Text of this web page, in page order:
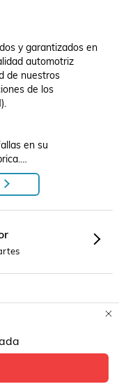
y garantizados en
automotriz
de nuestros
de los
en su
distintas a las
terceros.
una instalación
de fabricación.